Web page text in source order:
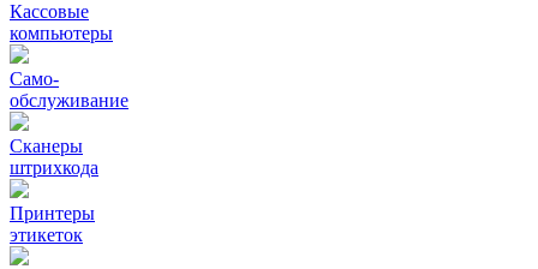
Кассовые
компьютеры
Само-
обслуживание
Сканеры
штрихкода
Принтеры
этикеток